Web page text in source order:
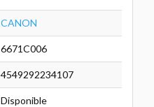
CANON
6671C006
4549292234107
Disponible